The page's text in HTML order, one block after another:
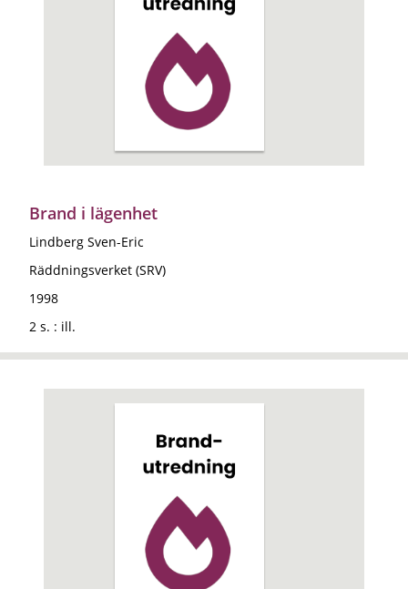
Brand i lägenhet
Lindberg Sven-Eric
Räddningsverket (SRV)
1998
2 s. : ill.